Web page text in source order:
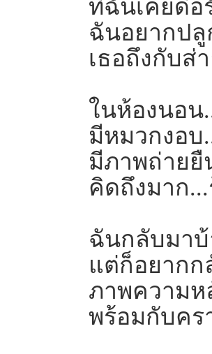
ที่ฉันเคยดื้อ
ฉันอยากปลู
เธอถึงกับส่
ในห้องนอน
มีหมวกงอบ
มีภาพถ่ายยื
คิดถึงมาก
ฉันกลับมาบ้
แต่ก็อยากก
ภาพความห
พร้อมกับคร